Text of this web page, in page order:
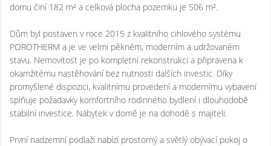
domu činí 182 m² a celková plocha pozemku je 506 m².
Dům byl postaven v roce 2015 z kvalitního cihlového systému
POROTHERM a je ve velmi pěkném, moderním a udržovaném
stavu. Nemovitost je po kompletní rekonstrukci a připravena k
okamžitému nastěhování bez nutnosti dalších investic. Díky
promyšlené dispozici, kvalitnímu provedení a modernímu vybavení
splňuje požadavky komfortního rodinného bydlení i dlouhodobě
stabilní investice. Nábytek v domě je na dohodě s majiteli.
První nadzemní podlaží nabízí prostorný a světlý obývací pokoj o